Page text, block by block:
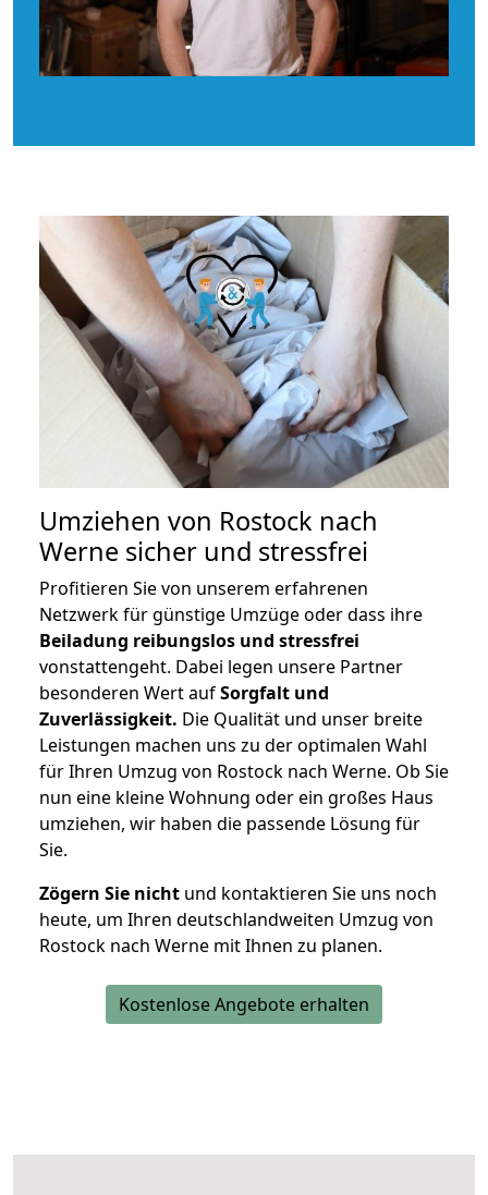
Umziehen von Rostock nach
Werne sicher und stressfrei
Profitieren Sie von unserem erfahrenen
Netzwerk für günstige Umzüge oder dass ihre
Beiladung reibungslos und stressfrei
vonstattengeht. Dabei legen unsere Partner
besonderen Wert aufSorgfalt und
Zuverlässigkeit. Die Qualität und unser breite
Leistungen machen uns zu der optimalen Wahl
für Ihren Umzug von Rostock nach Werne. Ob Sie
nun eine kleine Wohnung oder ein großes Haus
umziehen, wir haben die passende Lösung für
Sie.
Zögern Sie nicht und kontaktieren Sie uns noch
heute, um Ihren deutschlandweiten Umzug von
Rostock nach Werne mit Ihnen zu planen.
Kostenlose Angebote erhalten